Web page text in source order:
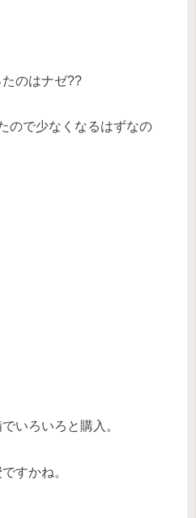
のはナゼ??
ので少なくなるはずなの
いろいろと購入。
すかね。